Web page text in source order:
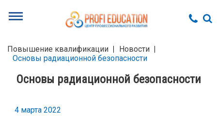
Повышение квалификации
Новости
Основы радиационной безопасности
Основы радиационной безопасности
4 марта 2022